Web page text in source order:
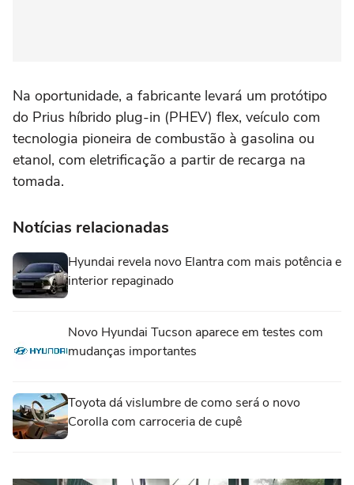
Na oportunidade, a fabricante levará um protótipo
do Prius híbrido plug-in (PHEV) flex, veículo com
tecnologia pioneira de combustão à gasolina ou
etanol, com eletrificação a partir de recarga na
tomada.
Notícias relacionadas
Hyundai revela novo Elantra com mais potência e
interior repaginado
Novo Hyundai Tucson aparece em testes com
mudanças importantes
Toyota dá vislumbre de como será o novo
Corolla com carroceria de cupê